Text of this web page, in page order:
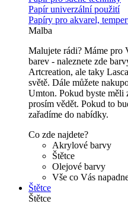
Papír univerzální použití
Papíry pro akvarel,
Malba
Malujete rádi? Máme pro
barev - naleznete zde
Artcreation, ale taky
světě. Dále můžete
Umton. Pokud byste měli
prosím vědět. Pokud to
zařadíme do nabídky.
Co zde najdete?
Akrylové barvy
Štětce
Olejové barvy
Vše co Vás
Štětce
Štětce